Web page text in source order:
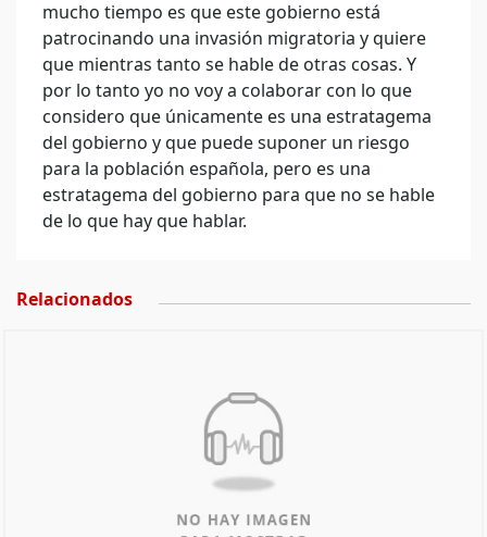
mucho tiempo es que este gobierno está
patrocinando una invasión migratoria y quiere
que mientras tanto se hable de otras cosas. Y
por lo tanto yo no voy a colaborar con lo que
considero que únicamente es una estratagema
del gobierno y que puede suponer un riesgo
para la población española, pero es una
estratagema del gobierno para que no se hable
de lo que hay que hablar.
Relacionados